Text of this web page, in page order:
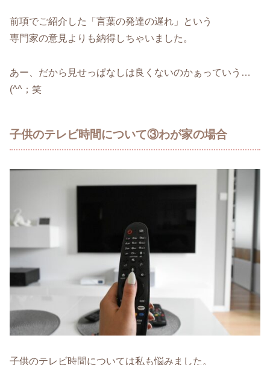
前項でご紹介した「言葉の発達の遅れ」という
専門家の意見よりも納得しちゃいました。
あー、だから見せっぱなしは良くないのかぁっていう…
(^^；笑
子供のテレビ時間について③わが家の場合
子供のテレビ時間については私も悩みました。